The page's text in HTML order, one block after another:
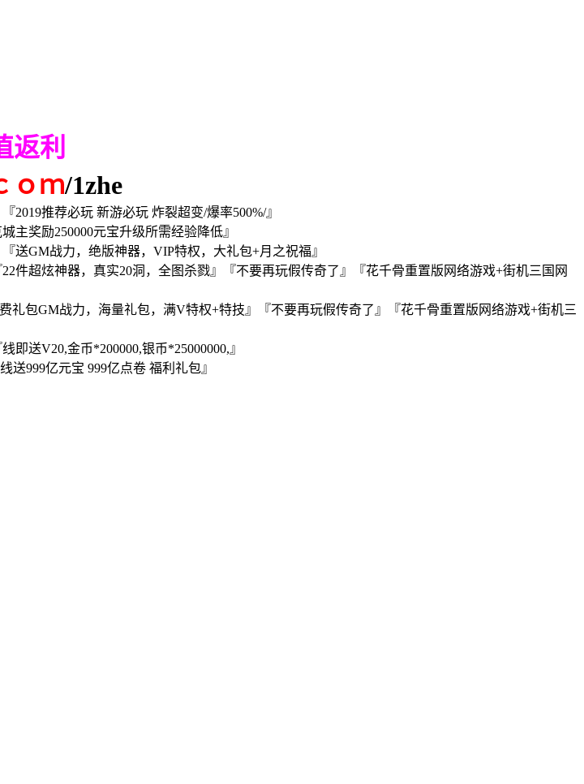
返利
ｏｍ/1zhe
推荐必玩 新游必玩 炸裂超变/爆率500%/』
主奖励250000元宝升级所需经验降低』
送GM战力，绝版神器，VIP特权，大礼包+月之祝福』
件超炫神器，真实20洞，全图杀戮』『不要再玩假传奇了』『花千骨重置版网络游戏+街机三国网
礼包GM战力，海量礼包，满V特权+特技』『不要再玩假传奇了』『花千骨重置版网络游戏+街机三
即送V20,金币*200000,银币*25000000,』
送999亿元宝 999亿点卷 福利礼包』